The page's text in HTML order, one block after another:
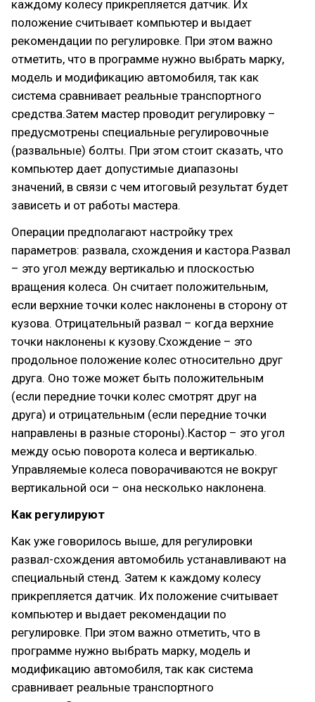
каждому колесу прикрепляется датчик. Их
положение считывает компьютер и выдает
рекомендации по регулировке. При этом важно
отметить, что в программе нужно выбрать марку,
модель и модификацию автомобиля, так как
система сравнивает реальные транспортного
средства.Затем мастер проводит регулировку –
предусмотрены специальные регулировочные
(развальные) болты. При этом стоит сказать, что
компьютер дает допустимые диапазоны
значений, в связи с чем итоговый результат будет
зависеть и от работы мастера.
Операции предполагают настройку трех
параметров: развала, схождения и кастора.Развал
– это угол между вертикалью и плоскостью
вращения колеса. Он считает положительным,
если верхние точки колес наклонены в сторону от
кузова. Отрицательный развал – когда верхние
точки наклонены к кузову.Схождение – это
продольное положение колес относительно друг
друга. Оно тоже может быть положительным
(если передние точки колес смотрят друг на
друга) и отрицательным (если передние точки
направлены в разные стороны).Кастор – это угол
между осью поворота колеса и вертикалью.
Управляемые колеса поворачиваются не вокруг
вертикальной оси – она несколько наклонена.
Как регулируют
Как уже говорилось выше, для регулировки
развал-схождения автомобиль устанавливают на
специальный стенд. Затем к каждому колесу
прикрепляется датчик. Их положение считывает
компьютер и выдает рекомендации по
регулировке. При этом важно отметить, что в
программе нужно выбрать марку, модель и
модификацию автомобиля, так как система
сравнивает реальные транспортного